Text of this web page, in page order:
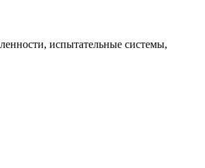
испытательные системы,